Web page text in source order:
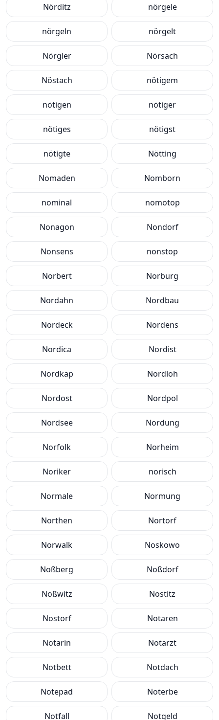
Nörditz nörgele
nörgeln nörgelt
Nörgler Nörsach
Nöstach nötigem
nötigen nötiger
nötiges nötigst
nötigte Nötting
Nomaden Nomborn
nominal nomotop
Nonagon Nondorf
Nonsens nonstop
Norbert Norburg
Nordahn Nordbau
Nordeck Nordens
Nordica Nordist
Nordkap Nordloh
Nordost Nordpol
Nordsee Nordung
Norfolk Norheim
Noriker norisch
Normale Normung
Northen Nortorf
Norwalk Noskowo
Noßberg Noßdorf
Noßwitz Nostitz
Nostorf Notaren
Notarin Notarzt
Notbett Notdach
Notepad Noterbe
Notfall Notgeld